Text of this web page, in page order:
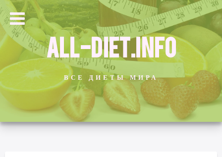
ALL-DIET.INFO
ВСЕ ДИЕТЫ МИРА